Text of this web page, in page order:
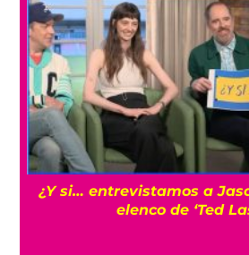
Cíclope: Kit Connor sería el
‘X-Men’ en el MCU con